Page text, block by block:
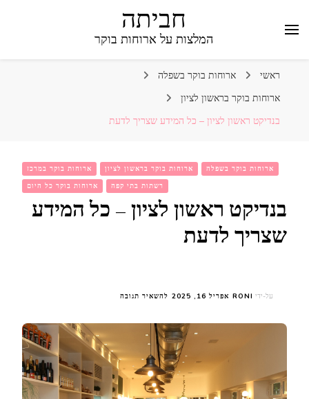
חביתה
המלצות על ארוחות בוקר
ראשי
ארוחות בוקר בשפלה
ארוחות בוקר בראשון לציון
בנדיקט ראשון לציון – כל המידע שצריך לדעת
ארוחות בוקר במרכז ארוחות בוקר בראשון לציון
ארוחות בוקר בשפלה
ארוחות בוקר כל היום
רשתות בתי קפה
בנדיקט ראשון לציון – כל המידע
שצריך לדעת
על-ידי RONI אפריל 16, 2025 להשאיר תגובהבנושא
לציון
כל
המידע
שצריך
לדעת